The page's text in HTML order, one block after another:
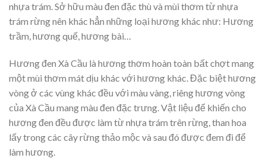
nhựa trám. Sở hữu màu đen đặc thù và mùi thơm từ nhựa
trám rừng nên khác hẳn những loại hương khác như: Hương
trầm, hương quế, hương bài…
Hương đen Xà Cầu là hương thơm hoàn toàn bất chợt mang
một mùi thơm mát dịu khác với hương khác. Đặc biệt hương
vòng ở các vùng khác đều với màu vàng, riêng hương vòng
của Xà Cầu mang màu đen đặc trưng. Vật liệu để khiến cho
hương đen đều được làm từ nhựa trám trên rừng, than hoa
lấy trong các cây rừng thảo mộc và sau đó được đem đi để
làm hương.